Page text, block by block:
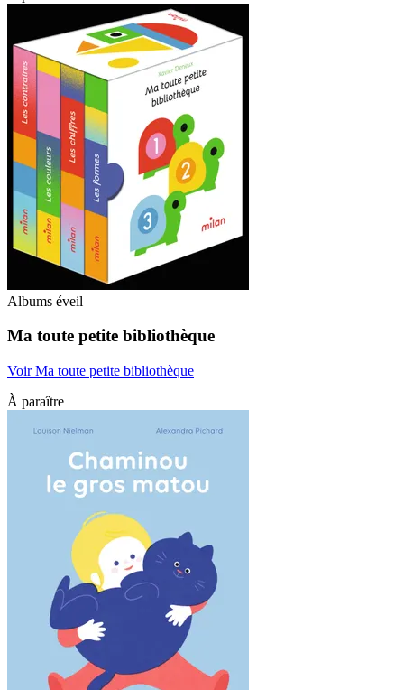
Albums éveil
Ma toute petite bibliothèque
Voir Ma toute petite bibliothèque
À paraître